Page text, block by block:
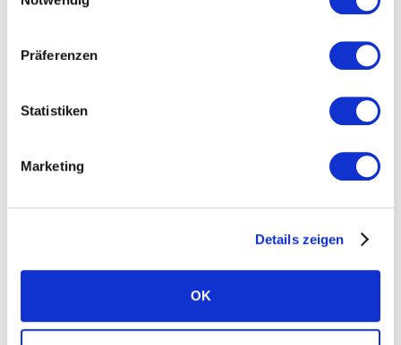
Präferenzen
Statistiken
Marketing
Details zeigen
OK
réseau et la batterie,
SCI Fault
réseau et la batterie,
La communication entre le